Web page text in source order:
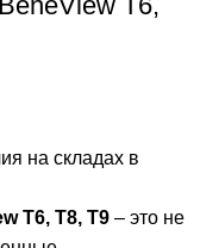
на складах в
T6, T8, T9 – это не